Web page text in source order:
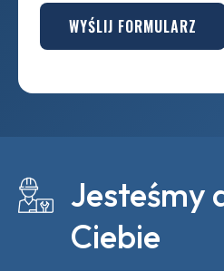
WYŚLIJ FORMULARZ
Jesteśmy
Ciebie